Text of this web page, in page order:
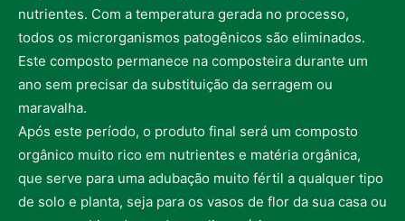
nutrientes. Com a temperatura gerada no processo,
todos os microrganismos patogênicos são eliminados.
Este composto permanece na composteira durante um
ano sem precisar da substituição da serragem ou
maravalha.
Após este período, o produto final será um composto
orgânico muito rico em nutrientes e matéria orgânica,
que serve para uma adubação muito fértil a qualquer tipo
de solo e planta, seja para os vasos de flor da sua casa ou